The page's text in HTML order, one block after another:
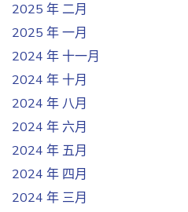
2025 年 二月
2025 年 一月
2024 年 十一月
2024 年 十月
2024 年 八月
2024 年 六月
2024 年 五月
2024 年 四月
2024 年 三月